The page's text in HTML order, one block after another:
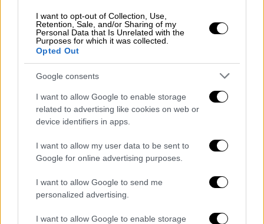
I want to opt-out of Collection, Use,
Retention, Sale, and/or Sharing of my
Personal Data that Is Unrelated with the
Purposes for which it was collected.
Opted Out
Google consents
I want to allow Google to enable storage
related to advertising like cookies on web or
device identifiers in apps.
I want to allow my user data to be sent to
Google for online advertising purposes.
I want to allow Google to send me
personalized advertising.
I want to allow Google to enable storage
Βόλος (EUROKINISSI)